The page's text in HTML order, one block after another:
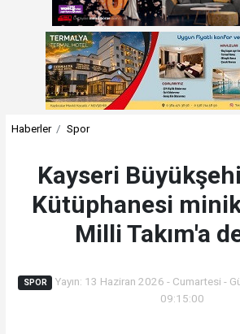
Haberler Spor
Kayseri
Kütüphanesi
Milli Takım'a
SPOR
Yayın: 13 Haziran 2026 - Cumartesi -
09:15:00